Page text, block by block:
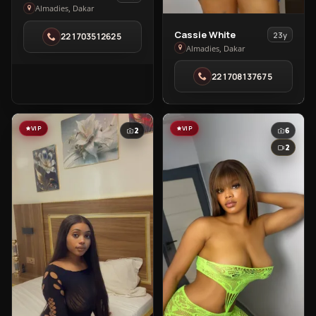
Epril
in
Almadies
Almadies, Dakar
221703512625
View
Cassie
White
Almadies
Cassie White
23y
Almadies, Dakar
221708137675
VIP 2 VIP
6
2